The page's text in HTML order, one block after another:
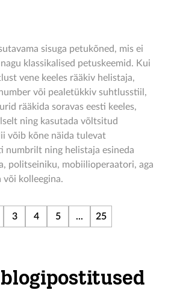
sisuga petukõned, mis ei
klassikalised petuskeemid. Kui
vene keeles rääkiv helistaja,
või pealetükkiv suhtlusstiil,
rääkida soravas eesti keeles,
ning kasutada võltsitud
võib kõne näida tulevat
numbrilt ning helistaja esineda
politseiniku, mobiilioperaatori, aga
või kolleegina.
3 4 5 ... 25